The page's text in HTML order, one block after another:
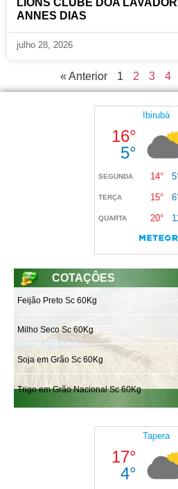
ANNES DIAS
julho 28, 2026
« Anterior 1 2 3 4